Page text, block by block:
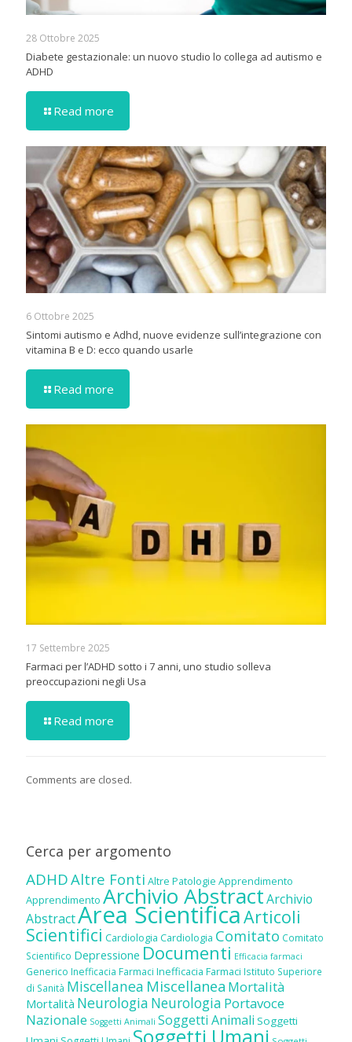
28 Ottobre 2025
Diabete gestazionale: un nuovo studio lo collega ad autismo e
ADHD
Read more
6 Ottobre 2025
Sintomi autismo e Adhd, nuove evidenze sull’integrazione con
vitamina B e D: ecco quando usarle
Read more
17 Settembre 2025
Farmaci per l’ADHD sotto i 7 anni, uno studio solleva
preoccupazioni negli Usa
Read more
Comments are closed.
Cerca per argomento
ADHDAltre Fonti Altre Patologie Apprendimento
Apprendimento Archivio AbstractArchivio
AbstractArea ScientificaArticoli
Scientifici Cardiologia Cardiologia Comitato Comitato
Scientifico Depressione Documenti Efficacia farmaci
Generico Inefficacia Farmaci Inefficacia Farmaci Istituto Superiore
di Sanità Miscellanea Miscellanea Mortalità
Mortalità Neurologia Neurologia Portavoce
Nazionale Soggetti Animali Soggetti Animali Soggetti